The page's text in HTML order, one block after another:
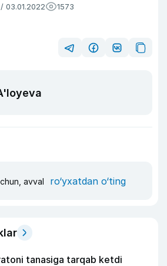
03.01.2022 1573
avval ro‘yxatdan o‘ting
tanasiga tarqab ketdi